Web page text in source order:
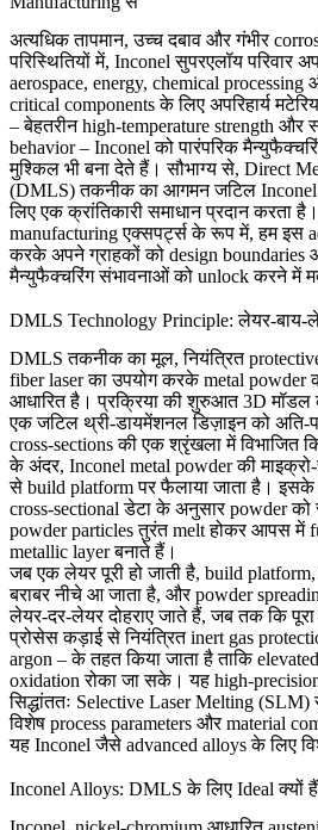
अत्यधिक तापमान, उच्च दबाव और गंभीर
परिस्थितियों में, Inconel सुपरएलॉय परिवार
aerospace, energy, chemical
critical components के लिए अपरिहार्य
– बेहतरीन high-temperature strength और
behavior – Inconel को पारंपरिक
मुश्किल भी बना देते हैं। सौभाग्य से, Direct
(DMLS) तकनीक का आगमन जटिल
लिए एक क्रांतिकारी समाधान प्रदान करता
manufacturing एक्सपर्ट्स के रूप में, हम इस
करके अपने ग्राहकों को design boundaries
मैन्युफैक्चरिंग संभावनाओं को unlock करने में
DMLS Technology Principle: लेयर-बाय-
DMLS तकनीक का मूल, नियंत्रित
fiber laser का उपयोग करके metal powder
आधारित है। प्रक्रिया की शुरुआत 3D मॉडल
एक जटिल थ्री-डायमेंशनल डिज़ाइन को अति-
cross-sections की एक श्रृंखला में विभाजित
के अंदर, Inconel metal powder की
से build platform पर फैलाया जाता है। इसके
cross-sectional डेटा के अनुसार powder
powder particles तुरंत melt होकर आपस में
metallic layer बनाते हैं।
जब एक लेयर पूरी हो जाती है, build
बराबर नीचे आ जाता है, और powder
लेयर-दर-लेयर दोहराए जाते हैं, जब तक कि पूरा
प्रोसेस कड़ाई से नियंत्रित inert gas
argon – के तहत किया जाता है ताकि
oxidation रोका जा सके। यह high-
सिद्धांततः Selective Laser Melting
विशेष process parameters और material
यह Inconel जैसे advanced alloys के लिए
Inconel Alloys: DMLS के लिए Ideal क्यों